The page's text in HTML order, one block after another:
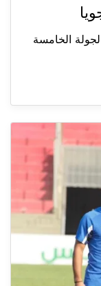
جويا الرياضي 2-1، في الجولة الخامسة